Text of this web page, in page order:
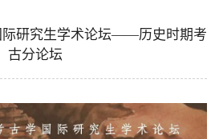
际研究生学术论坛——历史时期考
古分论坛